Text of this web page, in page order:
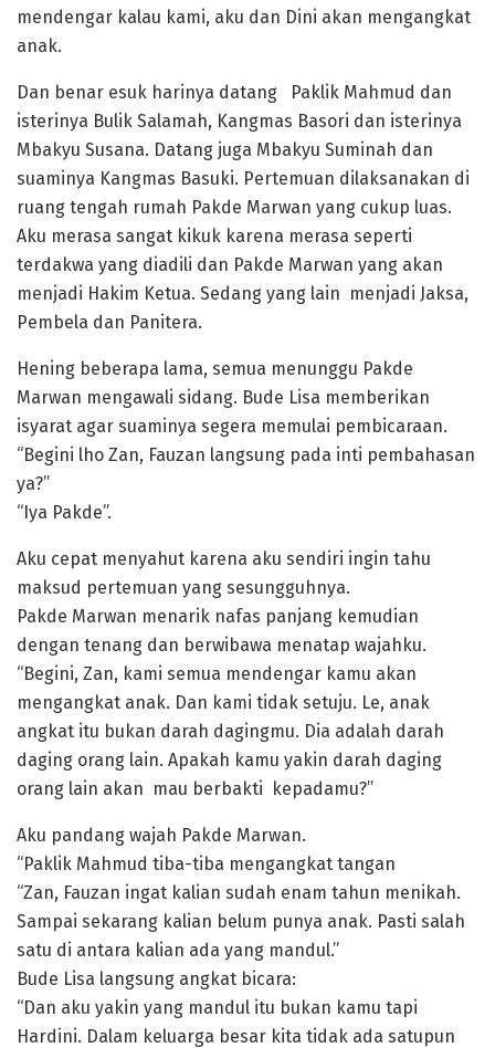
mendengar kalau kami, aku dan Dini akan mengangkat
anak.
Dan benar esuk harinya datang Paklik Mahmud dan
isterinya Bulik Salamah, Kangmas Basori dan isterinya
Mbakyu Susana. Datang juga Mbakyu Suminah dan
suaminya Kangmas Basuki. Pertemuan dilaksanakan di
ruang tengah rumah Pakde Marwan yang cukup luas.
Aku merasa sangat kikuk karena merasa seperti
terdakwa yang diadili dan Pakde Marwan yang akan
menjadi Hakim Ketua. Sedang yang lain menjadi Jaksa,
Pembela dan Panitera.
Hening beberapa lama, semua menunggu Pakde
Marwan mengawali sidang. Bude Lisa memberikan
isyarat agar suaminya segera memulai pembicaraan.
“Begini lho Zan, Fauzan langsung pada inti pembahasan
ya?”
“Iya Pakde”.
Aku cepat menyahut karena aku sendiri ingin tahu
maksud pertemuan yang sesungguhnya.
Pakde Marwan menarik nafas panjang kemudian
dengan tenang dan berwibawa menatap wajahku.
“Begini, Zan, kami semua mendengar kamu akan
mengangkat anak. Dan kami tidak setuju. Le, anak
angkat itu bukan darah dagingmu. Dia adalah darah
daging orang lain. Apakah kamu yakin darah daging
orang lain akan mau berbakti kepadamu?”
Aku pandang wajah Pakde Marwan.
“Paklik Mahmud tiba-tiba mengangkat tangan
“Zan, Fauzan ingat kalian sudah enam tahun menikah.
Sampai sekarang kalian belum punya anak. Pasti salah
satu di antara kalian ada yang mandul.”
Bude Lisa langsung angkat bicara:
“Dan aku yakin yang mandul itu bukan kamu tapi
Hardini. Dalam keluarga besar kita tidak ada satupun